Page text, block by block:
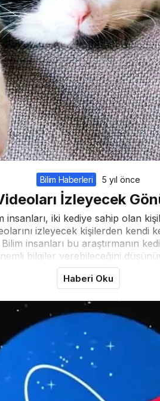
Bilim Haberleri 5 yıl önce
İzleyecek
insanları, iki kediye sahip olan
izleyecek kişilerden kendi
insanları bu araştırmanın
bilgiler verebileceğini
Haberi Oku